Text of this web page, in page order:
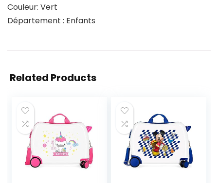
Couleur: Vert
Département : Enfants
Related Products